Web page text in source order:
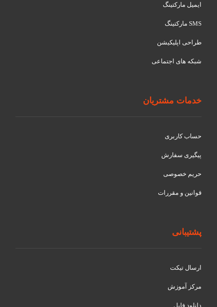
ایمیل مارکتینگ
SMS مارکتینگ
طراحی اپلیکیشن
شبکه های اجتماعی
خدمات مشتریان
حساب کاربری
پیگیری سفارش
حریم خصوصی
قوانین و مقررات
پشتیبانی
ارسال تیکت
مرکز آموزش
دانلود فایل